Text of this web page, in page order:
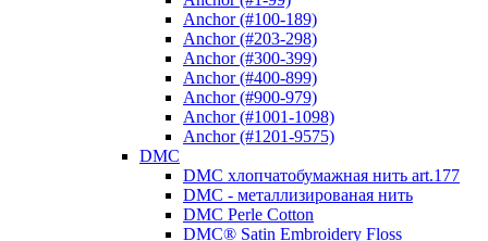
Anchor (#100-189)
Anchor (#203-298)
Anchor (#300-399)
Anchor (#400-899)
Anchor (#900-979)
Anchor (#1001-1098)
Anchor (#1201-9575)
DMC
DMC хлопчатобумажная нить art.177
DMC - металлизированая нить
DMC Perle Cotton
DMC® Satin Embroidery Floss